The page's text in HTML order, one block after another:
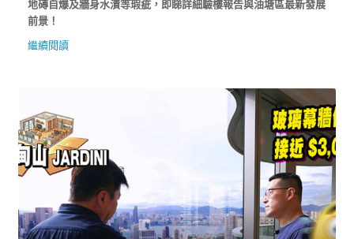
地磚自爆及牆身水漬等瑕疵，即睇詳細驗樓報告與油塘區最新發展
前景！
繼續閱讀